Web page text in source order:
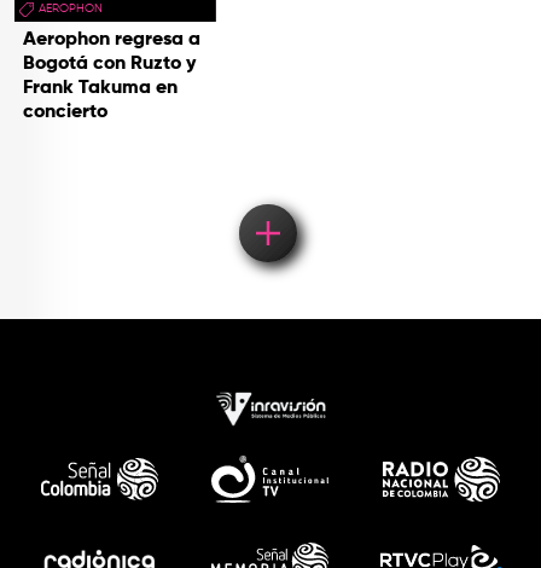
AEROPHON
Aerophon regresa a
Bogotá con Ruzto y
Frank Takuma en
concierto